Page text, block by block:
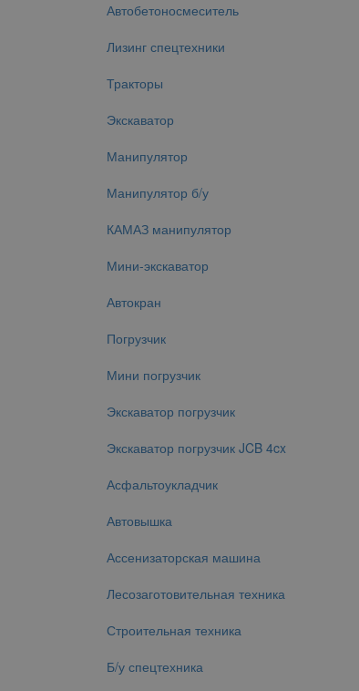
Автобетоносмеситель
Лизинг спецтехники
Тракторы
Экскаватор
Манипулятор
Манипулятор б/у
КАМАЗ манипулятор
Мини-экскаватор
Автокран
Погрузчик
Мини погрузчик
Экскаватор погрузчик
Экскаватор погрузчик JCB 4cx
Асфальтоукладчик
Автовышка
Ассенизаторская машина
Лесозаготовительная техника
Строительная техника
Б/у спецтехника